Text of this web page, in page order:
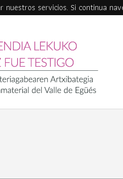
servicios. Si continua